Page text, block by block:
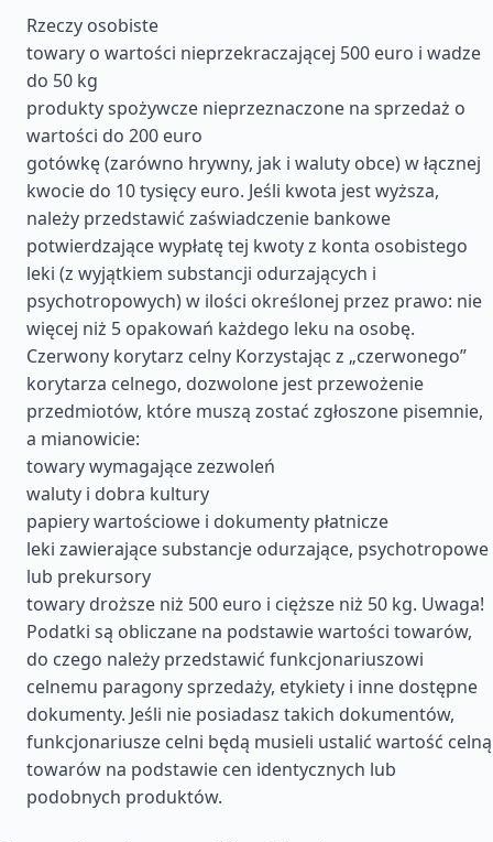
Rzeczy osobiste
towary o wartości nieprzekraczającej 500 euro i wadze
do 50 kg
produkty spożywcze nieprzeznaczone na sprzedaż o
wartości do 200 euro
gotówkę (zarówno hrywny, jak i waluty obce) w łącznej
kwocie do 10 tysięcy euro. Jeśli kwota jest wyższa,
należy przedstawić zaświadczenie bankowe
potwierdzające wypłatę tej kwoty z konta osobistego
leki (z wyjątkiem substancji odurzających i
psychotropowych) w ilości określonej przez prawo: nie
więcej niż 5 opakowań każdego leku na osobę.
Czerwony korytarz celny Korzystając z „czerwonego”
korytarza celnego, dozwolone jest przewożenie
przedmiotów, które muszą zostać zgłoszone pisemnie,
a mianowicie:
towary wymagające zezwoleń
waluty i dobra kultury
papiery wartościowe i dokumenty płatnicze
leki zawierające substancje odurzające, psychotropowe
lub prekursory
towary droższe niż 500 euro i cięższe niż 50 kg. Uwaga!
Podatki są obliczane na podstawie wartości towarów,
do czego należy przedstawić funkcjonariuszowi
celnemu paragony sprzedaży, etykiety i inne dostępne
dokumenty. Jeśli nie posiadasz takich dokumentów,
funkcjonariusze celni będą musieli ustalić wartość celną
towarów na podstawie cen identycznych lub
podobnych produktów.